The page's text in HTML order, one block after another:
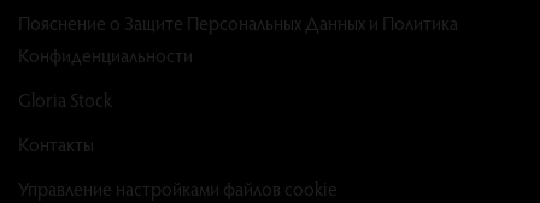
Пояснение о Защите Персональных Данных и Политика
Конфиденциальности
Gloria Stock
Контакты
Управление настройками файлов cookie